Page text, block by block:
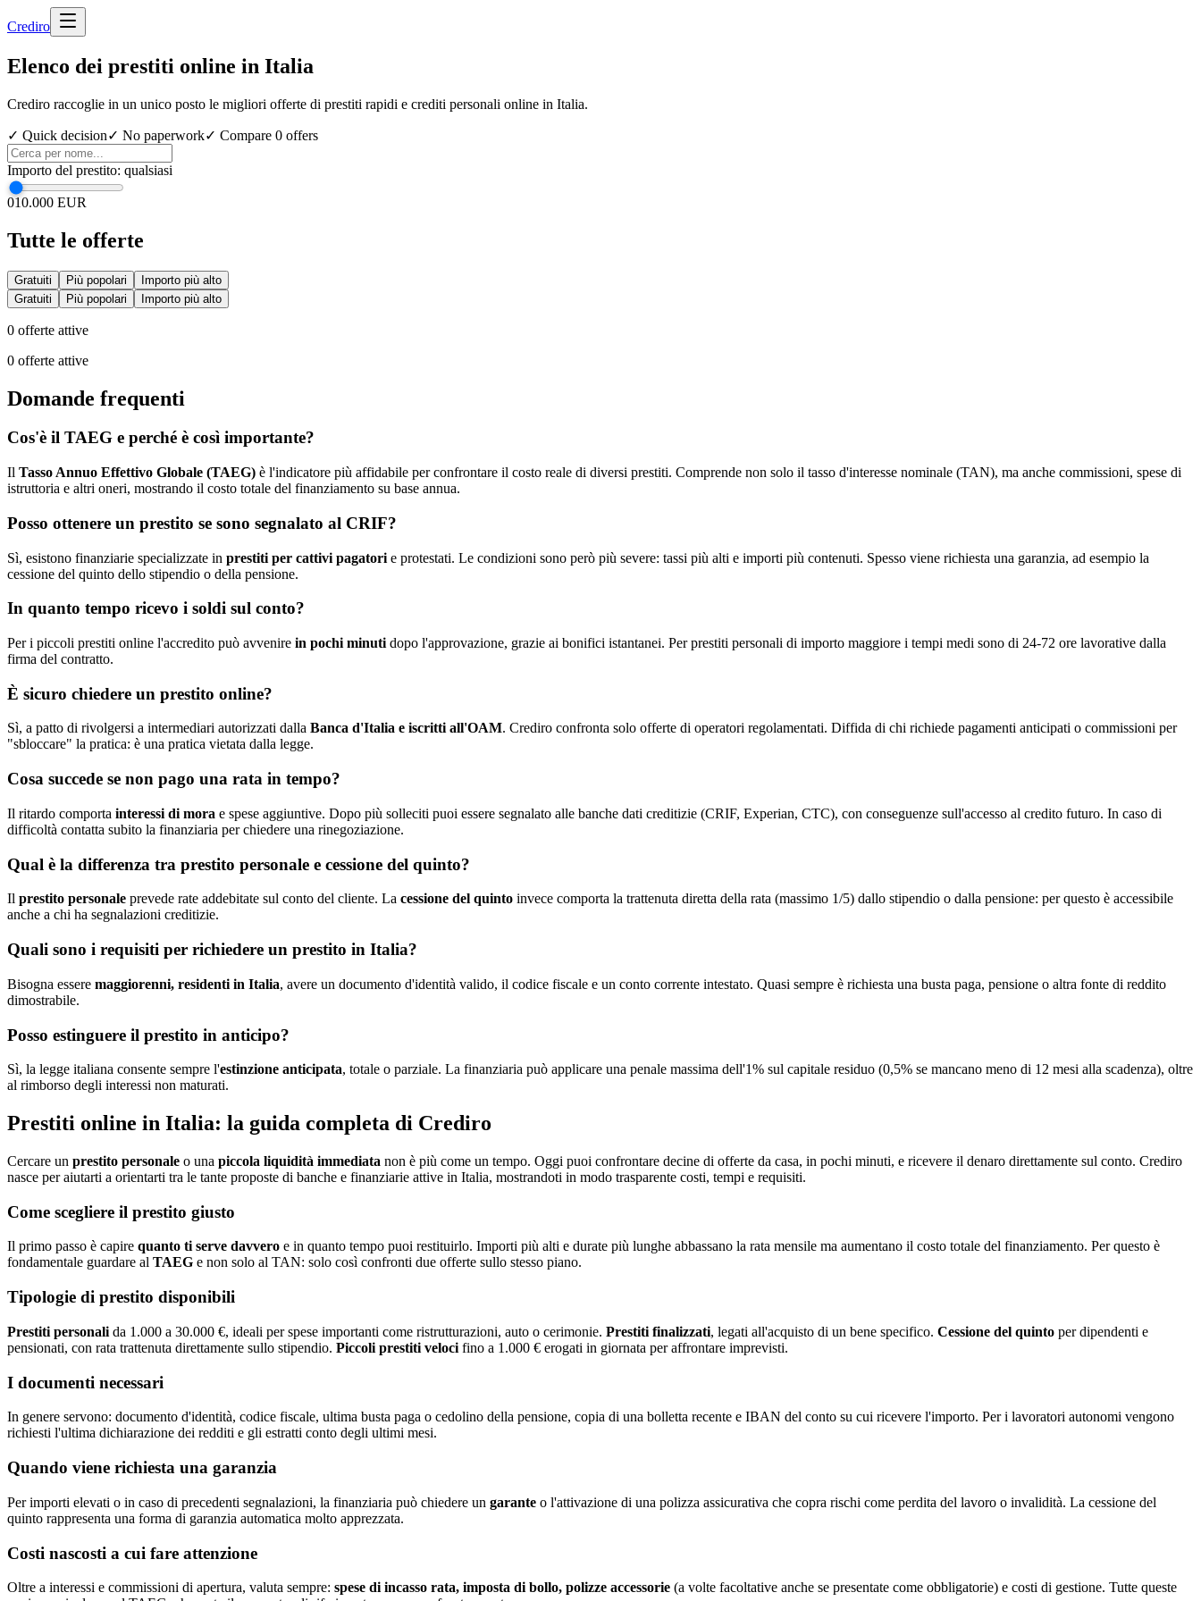
Crediro
Elenco dei prestiti online in Italia
Crediro raccoglie in un unico posto le migliori offerte di prestiti rapidi e crediti personali online in Italia.
✓ Quick decision✓ No paperwork✓ Compare 0 offers
Importo del prestito: qualsiasi
010.000 EUR
Tutte le offerte
Gratuiti Più popolari
Importo più alto
Gratuiti
Più popolari Importo più alto
0 offerte attive
0 offerte attive
Domande frequenti
Cos'è il TAEG e perché è così importante?
Il Tasso Annuo Effettivo Globale (TAEG) è l'indicatore più affidabile per confrontare il costo reale di diversi prestiti. Comprende non solo il tasso d'interesse nominale (TAN), ma anche commissioni, spese di
istruttoria e altri oneri, mostrando il costo totale del finanziamento su base annua.
Posso ottenere un prestito se sono segnalato al CRIF?
Sì, esistono finanziarie specializzate in prestiti per cattivi pagatori e protestati. Le condizioni sono però più severe: tassi più alti e importi più contenuti. Spesso viene richiesta una garanzia, ad esempio la
cessione del quinto dello stipendio o della pensione.
In quanto tempo ricevo i soldi sul conto?
Per i piccoli prestiti online l'accredito può avvenire in pochi minuti dopo l'approvazione, grazie ai bonifici istantanei. Per prestiti personali di importo maggiore i tempi medi sono di 24-72 ore lavorative dalla
firma del contratto.
È sicuro chiedere un prestito online?
Sì, a patto di rivolgersi a intermediari autorizzati dalla Banca d'Italia e iscritti all'OAM. Crediro confronta solo offerte di operatori regolamentati. Diffida di chi richiede pagamenti anticipati o commissioni per
"sbloccare" la pratica: è una pratica vietata dalla legge.
Cosa succede se non pago una rata in tempo?
Il ritardo comporta interessi di mora e spese aggiuntive. Dopo più solleciti puoi essere segnalato alle banche dati creditizie (CRIF, Experian, CTC), con conseguenze sull'accesso al credito futuro. In caso di
difficoltà contatta subito la finanziaria per chiedere una rinegoziazione.
Qual è la differenza tra prestito personale e cessione del quinto?
Il prestito personale prevede rate addebitate sul conto del cliente. La cessione del quinto invece comporta la trattenuta diretta della rata (massimo 1/5) dallo stipendio o dalla pensione: per questo è accessibile
anche a chi ha segnalazioni creditizie.
Quali sono i requisiti per richiedere un prestito in Italia?
Bisogna essere maggiorenni, residenti in Italia, avere un documento d'identità valido, il codice fiscale e un conto corrente intestato. Quasi sempre è richiesta una busta paga, pensione o altra fonte di reddito
dimostrabile.
Posso estinguere il prestito in anticipo?
Sì, la legge italiana consente sempre l'estinzione anticipata, totale o parziale. La finanziaria può applicare una penale massima dell'1% sul capitale residuo (0,5% se mancano meno di 12 mesi alla scadenza), oltre
al rimborso degli interessi non maturati.
Prestiti online in Italia: la guida completa di Crediro
Cercare un prestito personale o una piccola liquidità immediata non è più come un tempo. Oggi puoi confrontare decine di offerte da casa, in pochi minuti, e ricevere il denaro direttamente sul conto. Crediro
nasce per aiutarti a orientarti tra le tante proposte di banche e finanziarie attive in Italia, mostrandoti in modo trasparente costi, tempi e requisiti.
Come scegliere il prestito giusto
Il primo passo è capire quanto ti serve davvero e in quanto tempo puoi restituirlo. Importi più alti e durate più lunghe abbassano la rata mensile ma aumentano il costo totale del finanziamento. Per questo è
fondamentale guardare al TAEG e non solo al TAN: solo così confronti due offerte sullo stesso piano.
Tipologie di prestito disponibili
Prestiti personali da 1.000 a 30.000 €, ideali per spese importanti come ristrutturazioni, auto o cerimonie. Prestiti finalizzati, legati all'acquisto di un bene specifico. Cessione del quinto per dipendenti e
pensionati, con rata trattenuta direttamente sullo stipendio. Piccoli prestiti veloci fino a 1.000 € erogati in giornata per affrontare imprevisti.
I documenti necessari
In genere servono: documento d'identità, codice fiscale, ultima busta paga o cedolino della pensione, copia di una bolletta recente e IBAN del conto su cui ricevere l'importo. Per i lavoratori autonomi vengono
richiesti l'ultima dichiarazione dei redditi e gli estratti conto degli ultimi mesi.
Quando viene richiesta una garanzia
Per importi elevati o in caso di precedenti segnalazioni, la finanziaria può chiedere un garante o l'attivazione di una polizza assicurativa che copra rischi come perdita del lavoro o invalidità. La cessione del
quinto rappresenta una forma di garanzia automatica molto apprezzata.
Costi nascosti a cui fare attenzione
Oltre a interessi e commissioni di apertura, valuta sempre: spese di incasso rata, imposta di bollo, polizze accessorie (a volte facoltative anche se presentate come obbligatorie) e costi di gestione. Tutte queste